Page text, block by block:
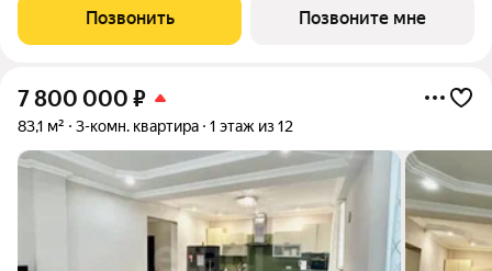
Доваторцев. Зеленый двор способен придать новый уровень
качеству жизни, а его хозяину
Позвонить Позвоните мне
7 800 000 ₽
83,1 м² 3-комн. квартира 1 этаж из 12